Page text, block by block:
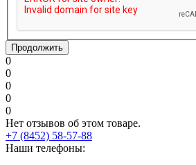
Продолжить
0
0
0
0
0
Нет отзывов об этом товаре.
+7 (8452) 58-57-88
Наши телефоны: